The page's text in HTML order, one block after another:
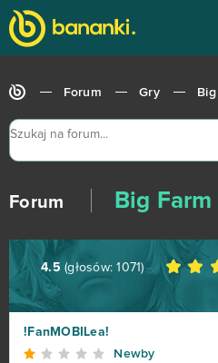
Forum Gry
Forum Big Farm
4.5 (głosów:1071)
!FanMOBILea!
Newby
World of Tanks